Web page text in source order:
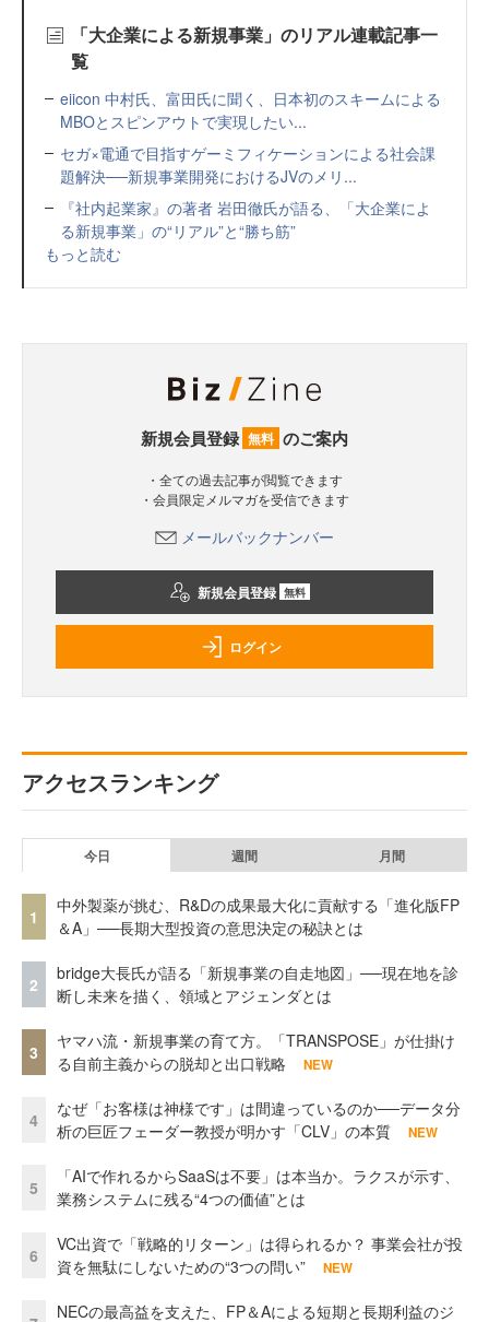
「大企業による新規事業」のリアル連載記事一
覧
eiicon 中村氏、富田氏に聞く、日本初のスキームによる
MBOとスピンアウトで実現したい...
セガ×電通で目指すゲーミフィケーションによる社会課
題解決──新規事業開発におけるJVのメリ...
『社内起業家』の著者 岩田徹氏が語る、「大企業によ
る新規事業」の“リアル”と“勝ち筋”
もっと読む
新規会員登録 無料 のご案内
・全ての過去記事が閲覧できます
・会員限定メルマガを受信できます
メールバックナンバー
新規会員登録 無料
ログイン
アクセスランキング
今日 週間 月間
1
中外製薬が挑む、R&Dの成果最大化に貢献する「進化版FP
＆A」──長期大型投資の意思決定の秘訣とは
2
bridge大長氏が語る「新規事業の自走地図」──現在地を診
断し未来を描く、領域とアジェンダとは
3
ヤマハ流・新規事業の育て方。「TRANSPOSE」が仕掛け
る自前主義からの脱却と出口戦略
NEW
4
なぜ「お客様は神様です」は間違っているのか──データ分
析の巨匠フェーダー教授が明かす「CLV」の本質
NEW
5
「AIで作れるからSaaSは不要」は本当か。ラクスが示す、
業務システムに残る“4つの価値”とは
6
VC出資で「戦略的リターン」は得られるか？ 事業会社が投
資を無駄にしないための“3つの問い”
NEW
NECの最高益を支えた、FP＆Aによる短期と長期利益のジ